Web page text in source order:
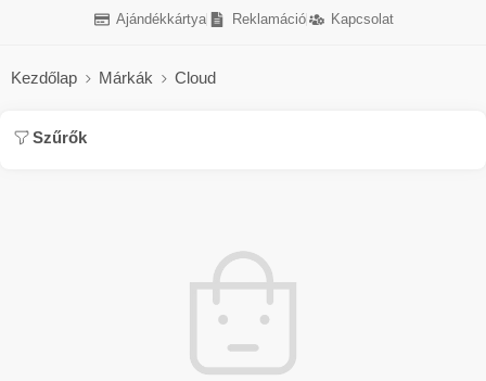
Ajándékkártya Reklamáció Kapcsolat
Kezdőlap Márkák Cloud
Szűrők